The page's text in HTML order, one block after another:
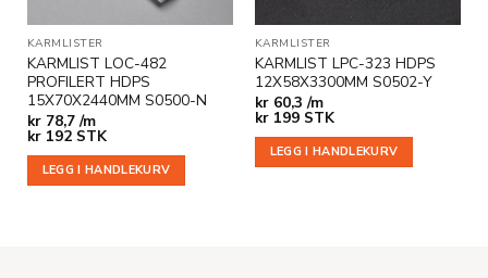
KARMLISTER
KARMLIST LOC-482
PROFILERT HDPS
15X70X2440MM S0500-N
kr78,7 /m
kr192 STK
LEGG I HANDLEKURV
KARMLISTER
KARMLIST LPC-323 HDPS
12X58X3300MM S0502-Y
kr60,3 /m
kr199 STK
LEGG I HANDLEKURV